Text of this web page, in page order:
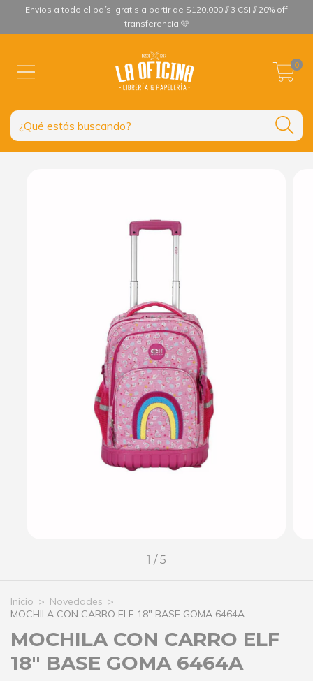
Envios a todo el país, gratis a partir de $120.000 // 3 CSI // 20% off
transferencia 🩵
0
1 /5
Inicio > Novedades >
MOCHILA CON CARRO ELF 18" BASE GOMA 6464A
MOCHILA CON CARRO ELF
18" BASE GOMA 6464A